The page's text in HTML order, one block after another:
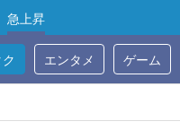
急上昇
エンタメ ゲーム